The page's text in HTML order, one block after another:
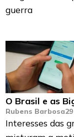
guerra
O Brasil e as
Rubens Barbosa
Interesses das